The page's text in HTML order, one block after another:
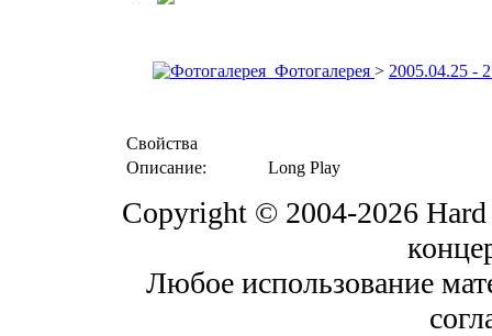
Фотогалерея > 2005.04.25 -
Свойства
Описание:
Long Play
Copyright © 2004-2026 Hard
Любое использование